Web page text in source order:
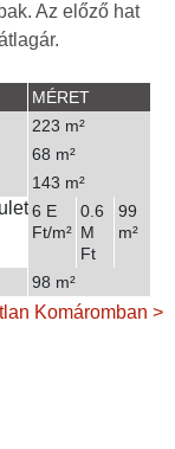
Az előző hat
MÉRET
223 m²
68 m²
143 m²
6 E
Ft/m²
0.6
M
Ft
99
m²
98 m²
Komáromban >